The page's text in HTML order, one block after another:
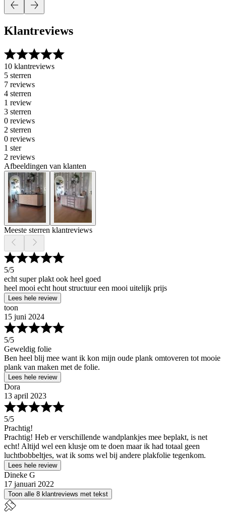
Klantreviews
10 klantreviews
5 sterren
7 reviews
4 sterren
1 review
3 sterren
0 reviews
2 sterren
0 reviews
1 ster
2 reviews
Afbeeldingen van klanten
Meeste sterren klantreviews
5/5
echt super plakt ook heel goed
heel mooi echt hout structuur een mooi uitelijk prijs
Lees hele review
toon
15 juni 2024
5/5
Geweldig folie
Ben heel blij mee want ik kon mijn oude plank omtoveren tot mooie
plank van maken met de folie.
Lees hele review
Dora
13 april 2023
5/5
Prachtig!
Prachtig! Heb er verschillende wandplankjes mee beplakt, is net
echt! Altijd wel een klusje om te doen maar ik had totaal geen
luchtbobbeltjes, wat ik soms wel bij andere plakfolie tegenkom.
Lees hele review
Dineke G
17 januari 2022
Toon alle 8 klantreviews met tekst